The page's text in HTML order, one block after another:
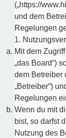
(„https://
und dem
Regelungen
1.
Mit dem
„das Board“)
dem Betreiber
„Betreiber“)
Regelungen
Wenn du mit
bist, so darfst
Nutzung des